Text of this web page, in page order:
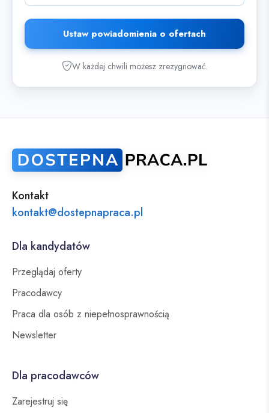
Ustaw powiadomienia o ofertach
W każdej chwili możesz zrezygnować.
Kontakt
kontakt@dostepnapraca.pl
Dla kandydatów
Przeglądaj oferty
Pracodawcy
Praca dla osób z niepełnosprawnością
Newsletter
Dla pracodawców
Zarejestruj się